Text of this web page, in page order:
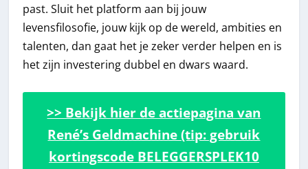
past. Sluit het platform aan bij jouw
levensfilosofie, jouw kijk op de wereld, ambities en
talenten, dan gaat het je zeker verder helpen en is
het zijn investering dubbel en dwars waard.
>> Bekijk hier de actiepagina van
René’s Geldmachine (tip: gebruik
kortingscode BELEGGERSPLEK10